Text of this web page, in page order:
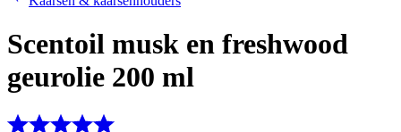
Scentoil musk en freshwood
geurolie 200 ml